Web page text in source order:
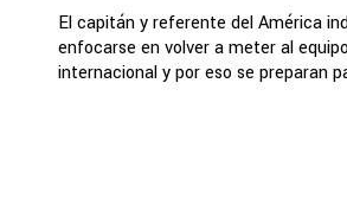
El capitán y referente del América
enfocarse en volver a meter al
internacional y por eso se preparan